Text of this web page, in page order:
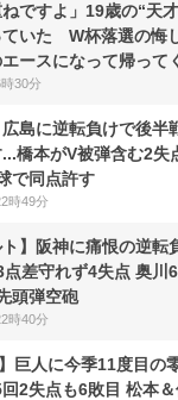
ねですよ」19歳の“天
ていた W杯落選の悔
エースになって帰って
30分
広島に逆転負けで後
橋本がV被弾含む2失
で同点許す
時49分
ト】阪神に痛恨の逆
点差守れず4失点 奥川
頭弾空砲
時40分
】巨人に今季11度目の
2失点も6敗目 松本